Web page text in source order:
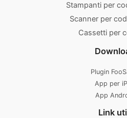
Stampanti per
Scanner per
Cassetti per
Plugin
App per
App
Link